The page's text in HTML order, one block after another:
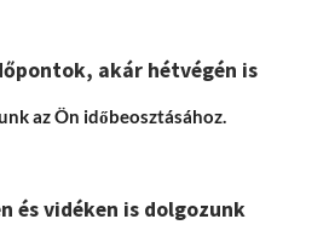
akár hétvégén is
az Ön időbeosztásához.
és vidéken is dolgozunk